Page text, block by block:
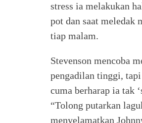
stress ia melakukan
pot dan saat meledak
tiap malam.
Stevenson mencoba
pengadilan tinggi,
cuma berharap ia tak
“Tolong putarkan
menyelamatkan